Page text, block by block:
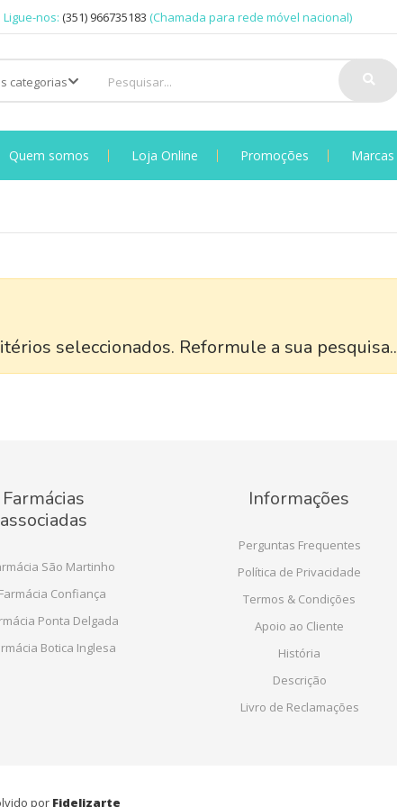
Ligue-nos: (351) 966735183 (Chamada para rede móvel nacional)
Quem somos Loja Online Promoções Marcas
seleccionados. Reformule a sua pesquisa..
Farmácias
associadas
São Martinho
Farmácia Confiança
Ponta Delgada
Botica Inglesa
Informações
Perguntas Frequentes
Política de Privacidade
Termos & Condições
Apoio ao Cliente
História
Descrição
Livro de Reclamações
por Fidelizarte